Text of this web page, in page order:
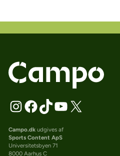
Campo.dkudgives af
Sports Content ApS
Universitetsbyen 71
8000 Aarhus C